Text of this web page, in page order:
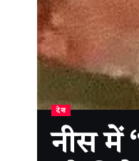
देश
नीस में